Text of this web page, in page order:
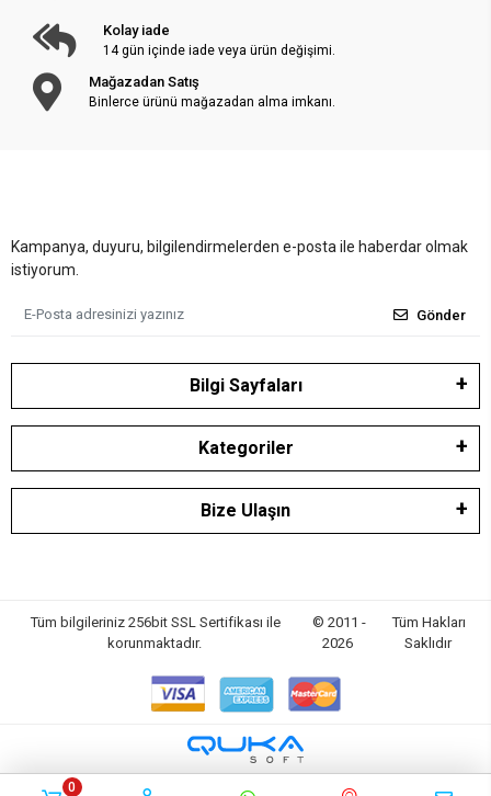
Kolay iade
14 gün içinde iade veya ürün değişimi.
Mağazadan Satış
Binlerce ürünü mağazadan alma imkanı.
Kampanya, duyuru, bilgilendirmelerden e-posta ile haberdar olmak
istiyorum.
Gönder
Bilgi Sayfaları
Kategoriler
Bize Ulaşın
Tüm bilgileriniz 256bit SSL Sertifikası ile
korunmaktadır.
© 2011 -
2026
Tüm Hakları
Saklıdır
0